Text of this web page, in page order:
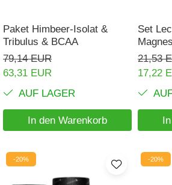
Schilddrüse
Schlaf
Speicher
Urinieren
Verdauung
Wohlbefinden & Langlebigkeit
Paket Himbeer-Isolat &
Tribulus & BCAA
79,14 EUR
63,31 EUR
AUF LAGER
In den Warenkorb
Set
21,53
17,22
-20% -20%